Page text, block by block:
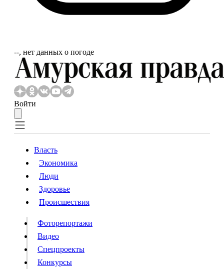
‐‐, нет данных о погоде
Войти
Власть
Происшествия
Видео
Конкурсы
Власть
Экономика
Люди
Здоровье
Происшествия
Фоторепортажи
Видео
Спецпроекты
Конкурсы